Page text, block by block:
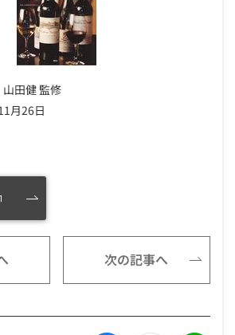
田健 監修
月26日
次の記事へ